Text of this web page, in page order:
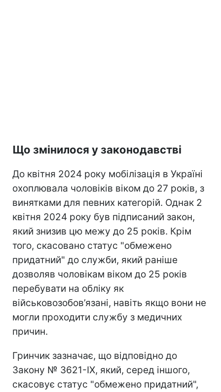
Що змінилося у законодавстві
До квітня 2024 року мобілізація в Україні
охоплювала чоловіків віком до 27 років, з
винятками для певних категорій. Однак 2
квітня 2024 року був підписаний закон,
який знизив цю межу до 25 років. Крім
того, скасовано статус "обмежено
придатний" до служби, який раніше
дозволяв чоловікам віком до 25 років
перебувати на обліку як
військовозобов’язані, навіть якщо вони не
могли проходити службу з медичних
причин.
Гринчик зазначає, що відповідно до
Закону № 3621-IX, який, серед іншого,
скасовує статус "обмежено придатний",